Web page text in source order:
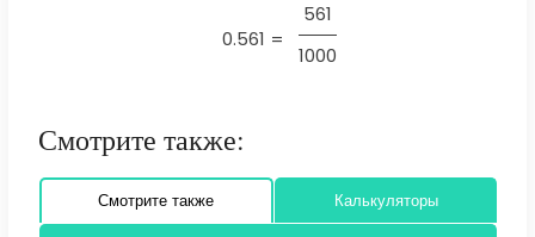
0.561 =
561
1000
Смотрите также:
Смотрите также Калькуляторы